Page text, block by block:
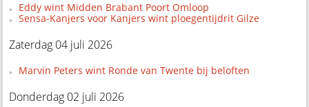
Eddy wint Midden Brabant Poort Omloop
Sensa-Kanjers voor Kanjers wint ploegentijdrit Gilze
Zaterdag 04 juli 2026
Marvin Peters wint Ronde van Twente bij beloften
Donderdag 02 juli 2026